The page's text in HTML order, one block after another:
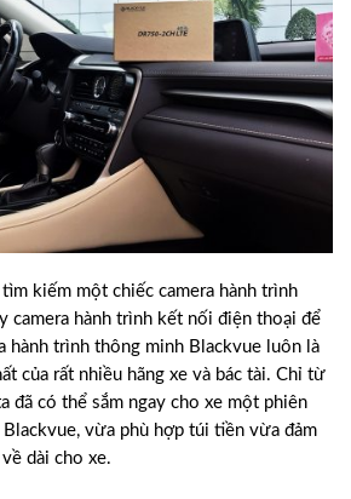
tìm kiếm một chiếc camera hành trình
camera hành trình kết nối điện thoại để
hành trình thông minh Blackvue luôn là
của rất nhiều hãng xe và bác tài. Chỉ từ
đã có thể sắm ngay cho xe một phiên
Blackvue, vừa phù hợp túi tiền vừa đảm
dài cho xe.